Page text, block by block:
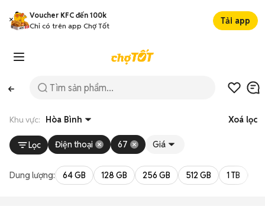
Voucher KFC đến 100k
Chỉ có trên app Chợ Tốt
Tải app
Khu vực: Hòa Bình Xoá lọc
Lọc Điện thoại 67 Giá
Dung lượng: 64 GB 128 GB 256 GB 512 GB 1 TB